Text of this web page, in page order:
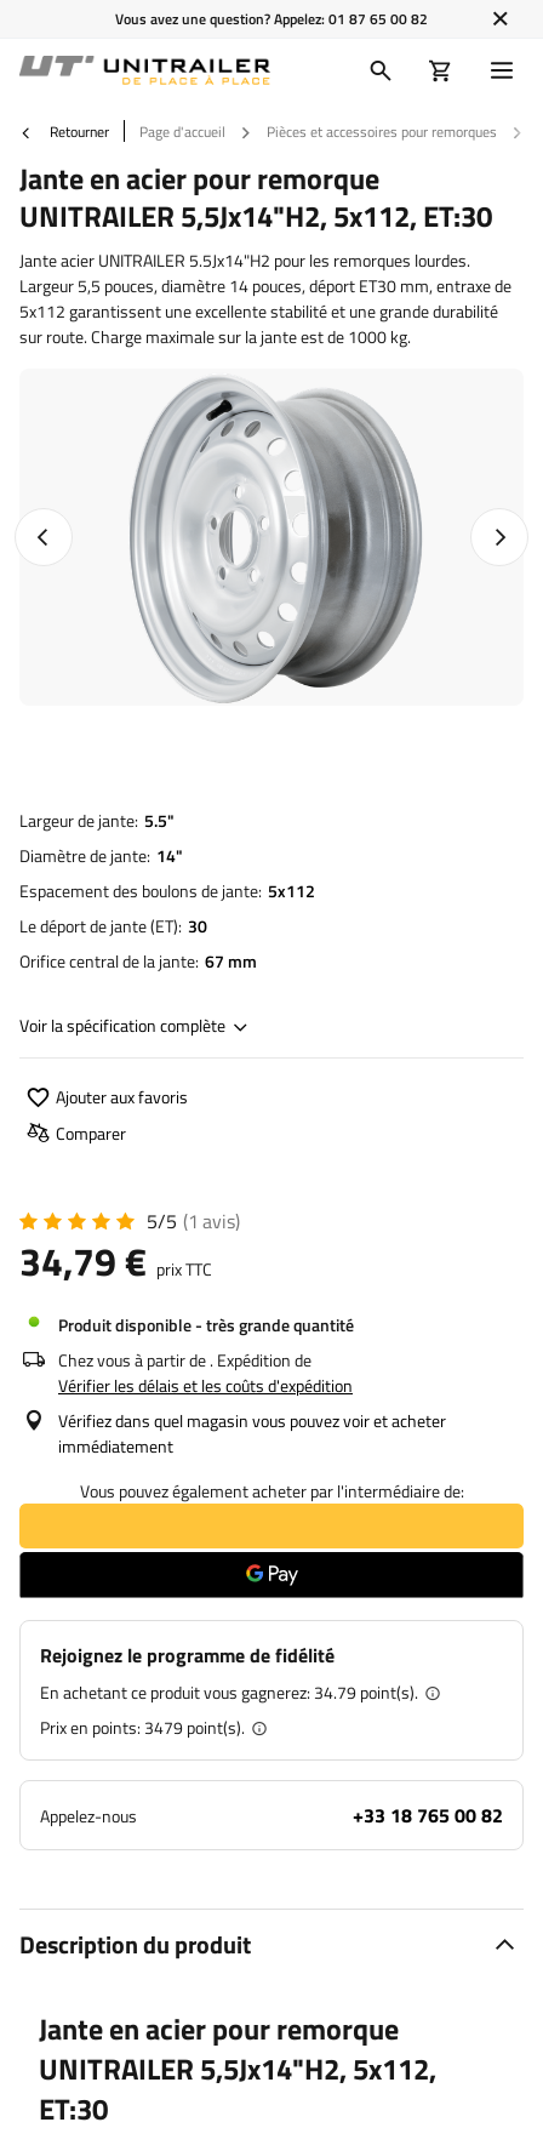
Vous avez une question? Appelez:01 87 65 00 82
Retourner Page d'accueil Pièces et accessoires pour remorques
Jante en acier pour remorque
UNITRAILER 5,5Jx14"H2, 5x112, ET:30
Jante acier UNITRAILER 5.5Jx14"H2 pour les remorques lourdes.
Largeur 5,5 pouces, diamètre 14 pouces, déport ET30 mm, entraxe de
5x112 garantissent une excellente stabilité et une grande durabilité
sur route. Charge maximale sur la jante est de 1000 kg.
Photo précédente Photo
Largeur de jante 5.5"
Diamètre de jante 14"
Espacement des boulons de jante 5x112
Le déport de jante (ET) 30
Orifice central de la jante 67 mm
Voir la spécification complète
Ajouter aux favoris
Comparer
5/5 (1 avis)
34,79 € prix TTC
Produit disponible - très grande quantité
Chez vous à partir de. Expédition de
Vérifier les délais et les coûts d'expédition
Vérifiez dans quel magasin vous pouvez voir et acheter
immédiatement
Vous pouvez également acheter par l'intermédiaire de:
Rejoignez le programme de fidélité
En achetant ce produit vous gagnerez: 34.79 point(s).
Prix en points: 3479point(s).
Appelez-nous +33 18 765 00 82
Description du produit
Jante en acier pour remorque
UNITRAILER 5,5Jx14"H2, 5x112,
ET:30